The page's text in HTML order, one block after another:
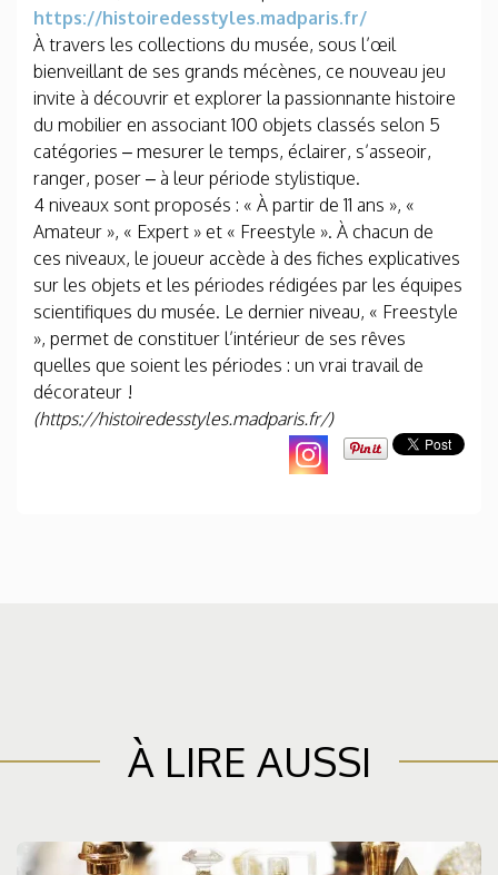
https://histoiredesstyles.madparis.fr/
À travers les collections du musée, sous l’œil
bienveillant de ses grands mécènes, ce nouveau jeu
invite à découvrir et explorer la passionnante histoire
du mobilier en associant 100 objets classés selon 5
catégories – mesurer le temps, éclairer, s’asseoir,
ranger, poser – à leur période stylistique.
4 niveaux sont proposés : « À partir de 11 ans », «
Amateur », « Expert » et « Freestyle ». À chacun de
ces niveaux, le joueur accède à des fiches explicatives
sur les objets et les périodes rédigées par les équipes
scientifiques du musée. Le dernier niveau, « Freestyle
», permet de constituer l’intérieur de ses rêves
quelles que soient les périodes : un vrai travail de
décorateur !
(https://histoiredesstyles.madparis.fr/)
À LIRE AUSSI